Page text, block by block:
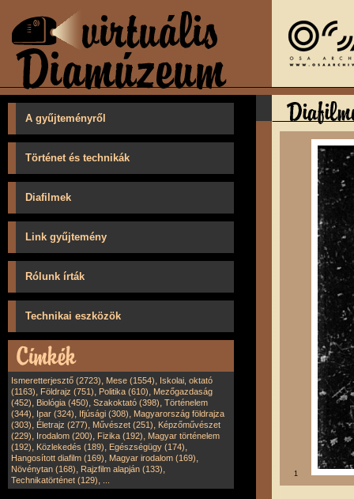
A gyűjteményről
Történet és technikák
Diafilmek
Link gyűjtemény
Rólunk írták
Technikai eszközök
Ismeretterjesztő (2723), Mese (1554), Iskolai, oktató
(1163), Földrajz (751), Politika (610), Mezőgazdaság
(452), Biológia (450), Szakoktató (398), Történelem
(344), Ipar (324), Ifjúsági (308), Magyarország földrajza
(303), Életrajz (277), Művészet (251), Képzőművészet
(229), Irodalom (200), Fizika (192), Magyar történelem
(192), Közlekedés (189), Egészségügy (174),
Hangosított diafilm (169), Magyar irodalom (169),
Növénytan (168), Rajzfilm alapján (133),
Technikatörténet (129),
1